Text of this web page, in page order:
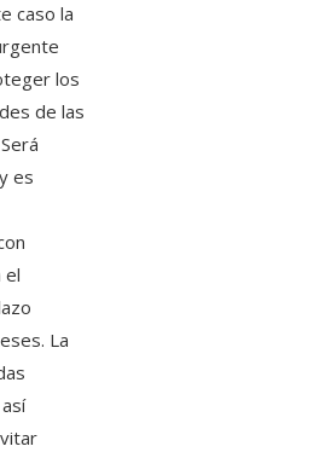
caso la
los
de las
es
el
La